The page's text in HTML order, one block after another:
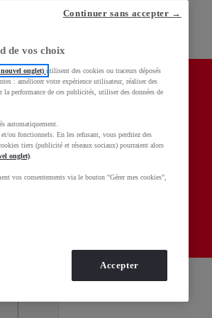
de vos choix
onglet) utilisent des cookies ou traceurs déposés
: améliorer votre expérience utilisateur, réaliser des
la performance de ces publicités, utiliser des données de
automatiquement.
ou fonctionnels. En les refusant, vous perdriez des
tiers (publicité et réseaux sociaux) pourraient alors
onglet)
vos consentements via le bouton "Gérer mes cookies",
Continuer sans accepter →
Accepter